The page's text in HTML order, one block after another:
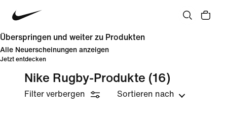
Überspringen und weiter zu Produkten
Alle Neuerscheinungen anzeigen
Jetzt entdecken
Nike Rugby-Produkte (16)
Filter verbergen Sortieren nach